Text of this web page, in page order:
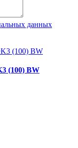
данных
(100) BW